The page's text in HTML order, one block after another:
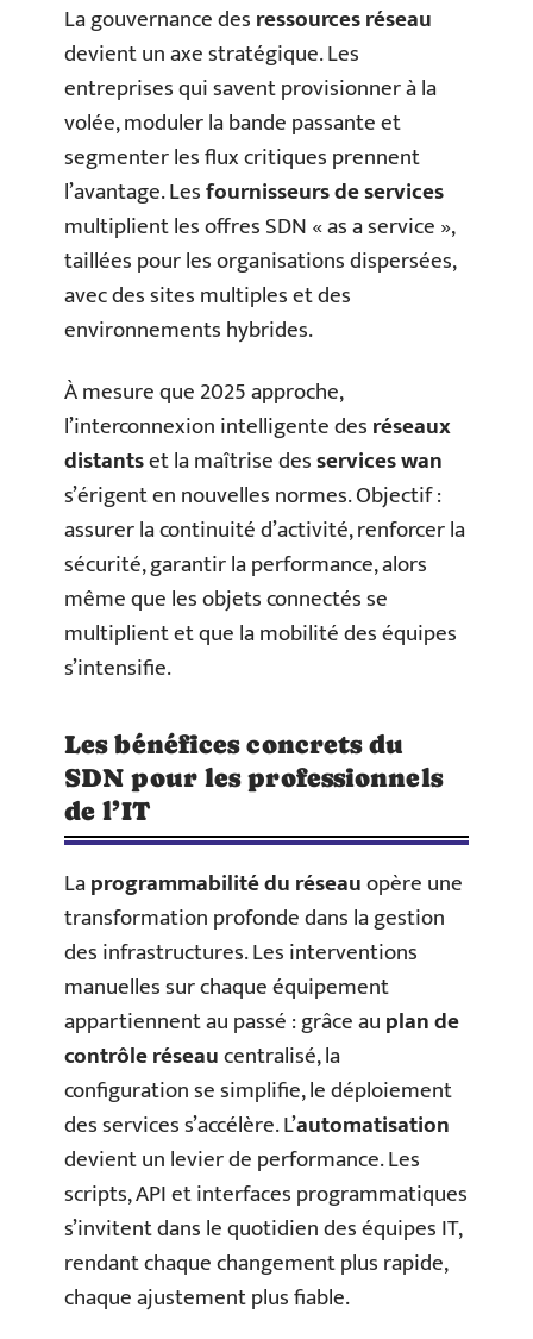
La gouvernance desressources réseau
devient un axe stratégique. Les
entreprises qui savent provisionner à la
volée, moduler la bande passante et
segmenter les flux critiques prennent
l’avantage. Lesfournisseurs de services
multiplient les offres SDN « as a service »,
taillées pour les organisations dispersées,
avec des sites multiples et des
environnements hybrides.
À mesure que 2025 approche,
l’interconnexion intelligente desréseaux
distantset la maîtrise desservices wan
s’érigent en nouvelles normes. Objectif :
assurer la continuité d’activité, renforcer la
sécurité, garantir la performance, alors
même que les objets connectés se
multiplient et que la mobilité des équipes
s’intensifie.
Les bénéfices concrets du
SDN pour les professionnels
de l’IT
Laprogrammabilité du réseauopère une
transformation profonde dans la gestion
des infrastructures. Les interventions
manuelles sur chaque équipement
appartiennent au passé : grâce auplan de
contrôle réseaucentralisé, la
configuration se simplifie, le déploiement
des services s’accélère. L’automatisation
devient un levier de performance. Les
scripts, API et interfaces programmatiques
s’invitent dans le quotidien des équipes IT,
rendant chaque changement plus rapide,
chaque ajustement plus fiable.